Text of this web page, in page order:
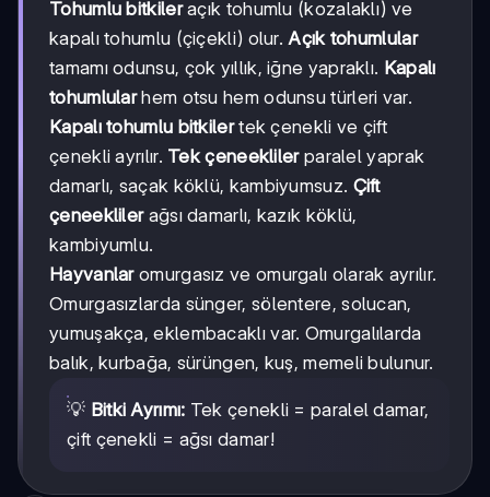
Tohumlu bitkileraçık tohumlu (kozalaklı) ve
kapalı tohumlu (çiçekli) olur.Açık tohumlular
tamamı odunsu, çok yıllık, iğne yapraklı. Kapalı
tohumlularhem otsu hem odunsu türleri var.
Kapalı tohumlu bitkilertek çenekli ve çift
çenekli ayrılır. Tek çeneeklilerparalel yaprak
damarlı, saçak köklü, kambiyumsuz. Çift
çeneeklilerağsı damarlı, kazık köklü,
kambiyumlu.
Hayvanlaromurgasız ve omurgalı olarak ayrılır.
Omurgasızlarda sünger, sölentere, solucan,
yumuşakça, eklembacaklı var. Omurgalılarda
balık, kurbağa, sürüngen, kuş, memeli bulunur.
💡 Bitki Ayrımı: Tek çenekli = paralel damar,
çift çenekli = ağsı damar!